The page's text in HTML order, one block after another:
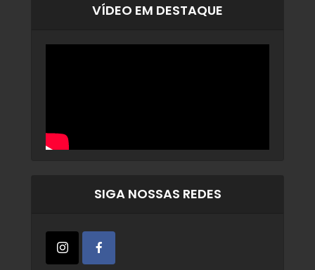
VÍDEO EM DESTAQUE
SIGA NOSSAS REDES